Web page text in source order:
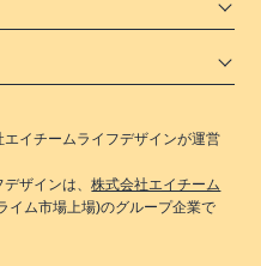
エイチームライフデザインが運営
デザインは、株式会社エイチーム
イム市場上場)のグループ企業で